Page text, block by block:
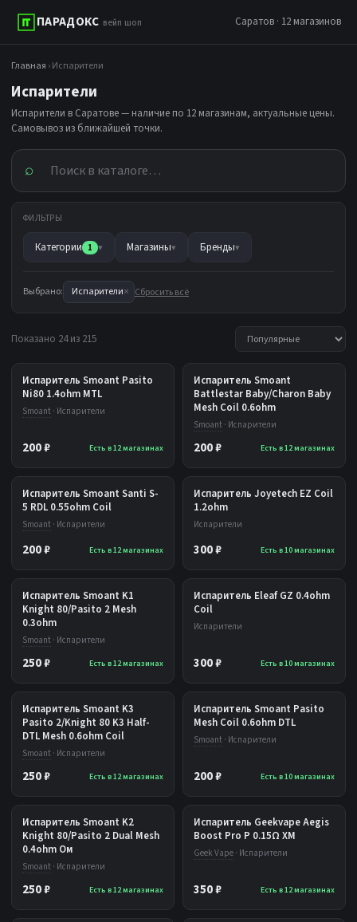
ПАРАДОКС вейп шоп Саратов · 12 магазинов
Главная › Испарители
Испарители
Испарители в Саратове — наличие по 12 магазинам, актуальные цены.
Самовывоз из ближайшей точки.
⌕
ФИЛЬТРЫ
Категории 1 ▾ Магазины▾ Бренды▾
Выбрано: Испарители× Сбросить всё
Показано 24 из 215
Испаритель Smoant Pasito
Ni80 1.4ohm MTL
Smoant · Испарители
200 ₽ Есть в 12 магазинах
Испаритель Smoant
Battlestar Baby/Charon Baby
Mesh Coil 0.6ohm
Smoant · Испарители
200 ₽ Есть в 12 магазинах
Испаритель Smoant Santi S-
5 RDL 0.55ohm Coil
Smoant · Испарители
200 ₽ Есть в 12 магазинах
Испаритель Joyetech EZ Coil
1.2ohm
Испарители
300 ₽ Есть в 10 магазинах
Испаритель Smoant K1
Knight 80/Pasito 2 Mesh
0.3ohm
Smoant · Испарители
250 ₽ Есть в 12 магазинах
Испаритель Eleaf GZ 0.4ohm
Coil
Испарители
300 ₽ Есть в 10 магазинах
Испаритель Smoant K3
Pasito 2/Knight 80 K3 Half-
DTL Mesh 0.6ohm Coil
Smoant · Испарители
250 ₽ Есть в 12 магазинах
Испаритель Smoant Pasito
Mesh Coil 0.6ohm DTL
Smoant · Испарители
200 ₽ Есть в 10 магазинах
Испаритель Smoant K2
Knight 80/Pasito 2 Dual Mesh
0.4ohm Ом
Smoant · Испарители
250 ₽ Есть в 12 магазинах
Испаритель Geekvape Aegis
Boost Pro P 0.15Ω XM
Geek Vape · Испарители
350 ₽ Есть в 12 магазинах